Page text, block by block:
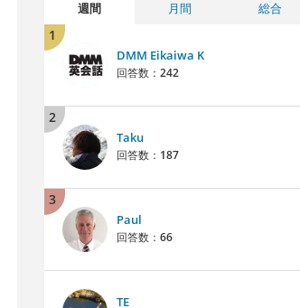
週間 月間 総合
1
DMM Eikaiwa K
回答数： 242
2
Taku
回答数： 187
3
Paul
回答数： 66
TE